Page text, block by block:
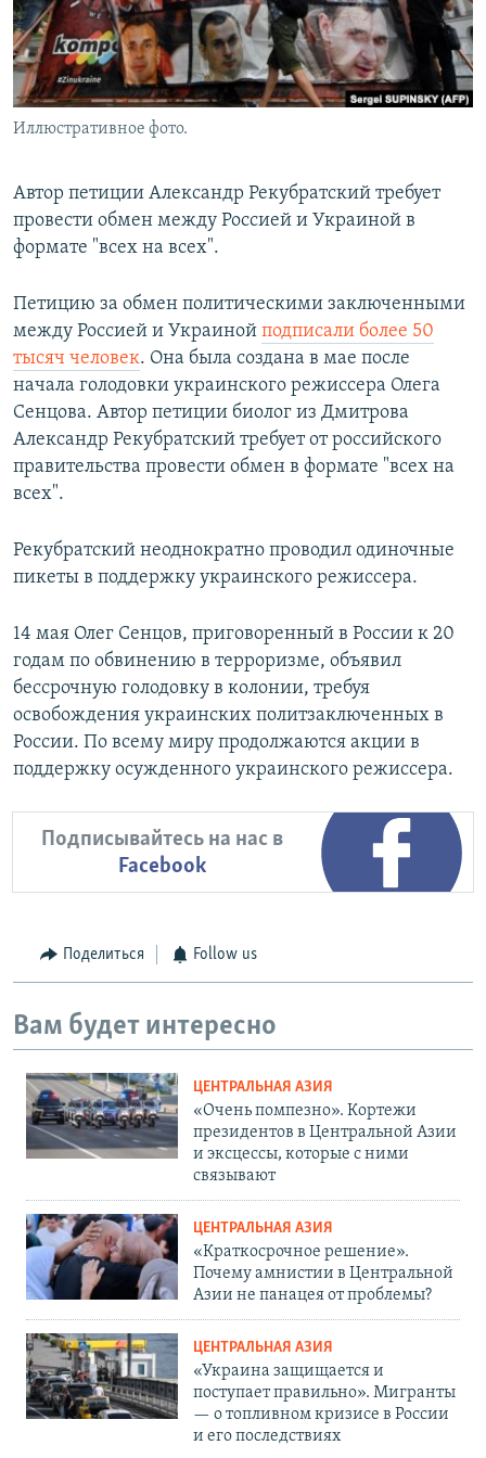
Иллюстративное фото.
Автор петиции Александр Рекубратский требует
провести обмен между Россией и Украиной в
формате "всех на всех".
Петицию за обмен политическими заключенными
между Россией и Украиной подписали более 50
тысяч человек. Она была создана в мае после
начала голодовки украинского режиссера Олега
Сенцова. Автор петиции биолог из Дмитрова
Александр Рекубратский требует от российского
правительства провести обмен в формате "всех на
всех".
Рекубратский неоднократно проводил одиночные
пикеты в поддержку украинского режиссера.
14 мая Олег Сенцов, приговоренный в России к 20
годам по обвинению в терроризме, объявил
бессрочную голодовку в колонии, требуя
освобождения украинских политзаключенных в
России. По всему миру продолжаются акции в
поддержку осужденного украинского режиссера.
Подписывайтесь на нас в
Facebook
Поделиться Follow us
Вам будет интересно
ЦЕНТРАЛЬНАЯ АЗИЯ
«Очень помпезно». Кортежи
президентов в Центральной Азии
и эксцессы, которые с ними
связывают
ЦЕНТРАЛЬНАЯ АЗИЯ
«Краткосрочное решение».
Почему амнистии в Центральной
Азии не панацея от проблемы?
ЦЕНТРАЛЬНАЯ АЗИЯ
«Украина защищается и
поступает правильно». Мигранты
— о топливном кризисе в России
и его последствиях